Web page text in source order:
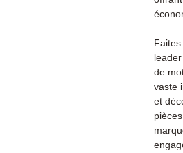
de
vaste
et